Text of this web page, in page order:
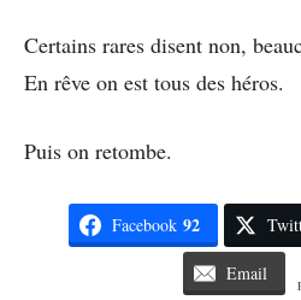
Certains rares disent non,
En rêve on est tous des héros.
Puis on retombe.
Facebook 92
Email